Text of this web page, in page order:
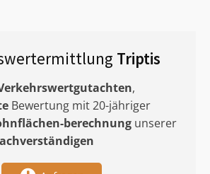
Triptis
,
Bewertung mit 20-jähriger
berechnung unserer